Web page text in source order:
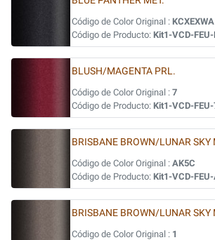
Código de Color Original : KCXEXWA
Código de Producto: Kit1-VCD-
BLUSH/MAGENTA PRL.
Código de Color Original : 7
Código de Producto: Kit1-VCD-
BRISBANE BROWN/LUNAR SKY
Código de Color Original : AK5C
Código de Producto: Kit1-VCD-
BRISBANE BROWN/LUNAR SKY
Código de Color Original : 1